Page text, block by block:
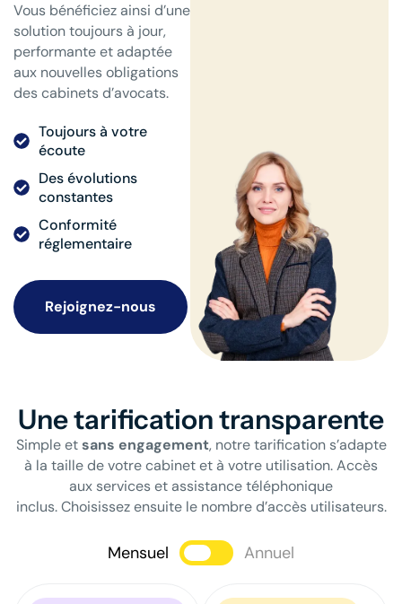
Vous bénéficiez ainsi d’une
solution toujours à jour,
performante et adaptée
aux nouvelles obligations
des cabinets d’avocats.
Toujours à votre
écoute
Des évolutions
constantes
Conformité
réglementaire
Rejoignez-nous
Une tarification transparente
Simple etsans engagement, notre tarification s’adapte
à la taille de votre cabinet et à votre utilisation. Accès
aux services et assistance téléphonique
inclus.Choisissez ensuite le nombre d’accès utilisateurs.
Mensuel Annuel